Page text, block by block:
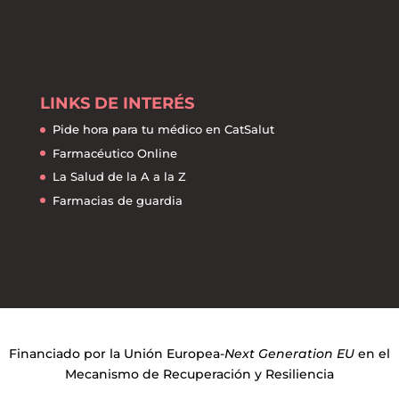
LINKS DE INTERÉS
Pide hora para tu médico en CatSalut
Farmacéutico Online
La Salud de la A a la Z
Farmacias de guardia
Financiado por la Unión Europea-Next Generation EU en el
Mecanismo de Recuperación y Resiliencia